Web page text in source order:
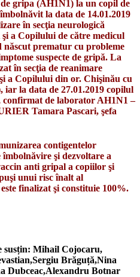
gripa (AH1N1) la un copil de
la data de 14.01.2019
în secţia neurologică
a Copilului de către medicul
prematur cu probleme
suspecte de gripă. La
în secţia de reanimare
a Copilului din or. Chişinău cu
la data de 27.01.2019 copilul
confirmat de laborator AH1N1 –
Tamara Pascari, şefa
contigentelor
şi dezvoltare a
anti gripal a copiilor şi
unui risc înalt al
finalizat şi constituie 100%.
susțin: Mihail Cojocaru,
Brăguță,Nina
Dubceac,Alexandru Botnar